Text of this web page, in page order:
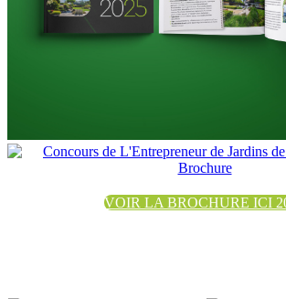
VOIR LA BROCHURE ICI